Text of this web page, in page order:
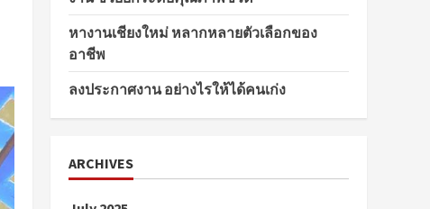
หางานเชียงใหม่ หลากหลายตัวเลือกของ
อาชีพ
ลงประกาศงาน อย่างไรให้ได้คนเก่ง
ARCHIVES